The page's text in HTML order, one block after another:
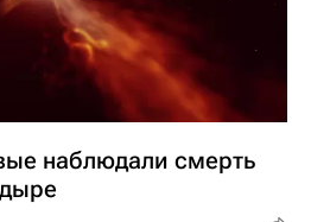
наблюдали смерть